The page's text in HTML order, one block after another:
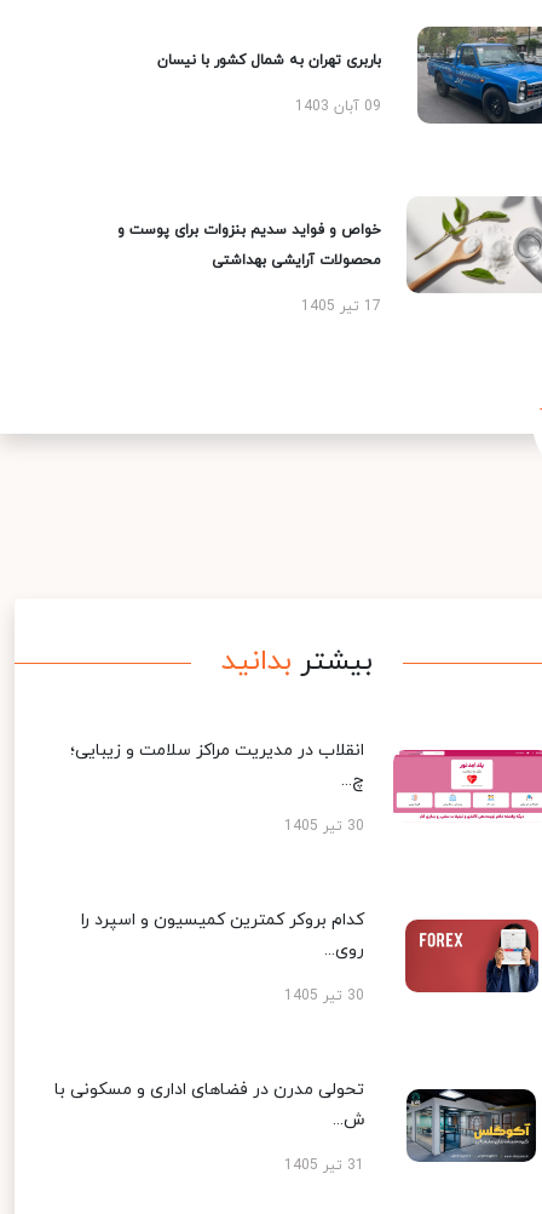
باربری تهران به شمال کشور با نیسان
09 آبان 1403
خواص و فواید سدیم بنزوات برای پوست و
محصولات آرایشی بهداشتی
17 تیر 1405
بیشتر بدانید
انقلاب در مدیریت مراکز سلامت و زیبایی؛
چ...
30 تیر 1405
کدام بروکر کمترین کمیسیون و اسپرد را
روی...
30 تیر 1405
تحولی مدرن در فضاهای اداری و مسکونی با
ش...